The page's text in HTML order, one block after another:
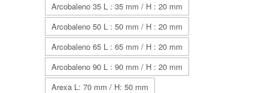
Arcobaleno 35 L : 35 mm / H : 20 mm
Arcobaleno 50 L : 50 mm / H : 20 mm
Arcobaleno 65 L : 65 mm / H : 20 mm
Arcobaleno 90 L : 90 mm / H : 20 mm
Arexa L: 70 mm / H: 50 mm